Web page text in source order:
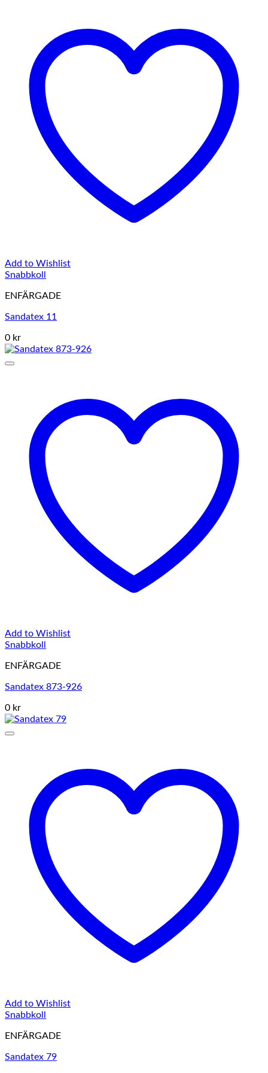
Add to Wishlist
Snabbkoll
ENFÄRGADE
Sandatex 11
0 kr
Add to Wishlist
Snabbkoll
ENFÄRGADE
Sandatex 873-926
0 kr
Add to Wishlist
Snabbkoll
ENFÄRGADE
Sandatex 79